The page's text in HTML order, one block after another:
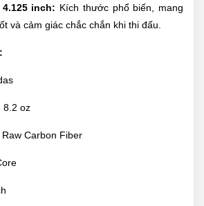
inch: Kích thước phổ biến, mang
và cảm giác chắc chắn khi thi đấu.
8.2 oz
Raw Carbon Fiber